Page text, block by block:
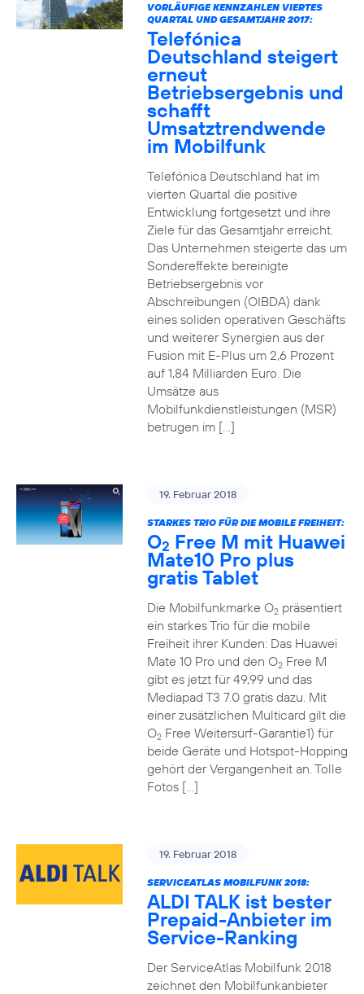
VORLÄUFIGE KENNZAHLEN VIERTES
QUARTAL UND GESAMTJAHR 2017:
Telefónica
Deutschland steigert
erneut
Betriebsergebnis und
schafft
Umsatztrendwende
im Mobilfunk
Telefónica Deutschland hat im
vierten Quartal die positive
Entwicklung fortgesetzt und ihre
Ziele für das Gesamtjahr erreicht.
Das Unternehmen steigerte das um
Sondereffekte bereinigte
Betriebsergebnis vor
Abschreibungen (OIBDA) dank
eines soliden operativen Geschäfts
und weiterer Synergien aus der
Fusion mit E-Plus um 2,6 Prozent
auf 1,84 Milliarden Euro. Die
Umsätze aus
Mobilfunkdienstleistungen (MSR)
betrugen im […]
19. Februar 2018
STARKES TRIO FÜR DIE MOBILE FREIHEIT:
O2 Free M mit Huawei
Mate10 Pro plus
gratis Tablet
Die Mobilfunkmarke O2präsentiert
ein starkes Trio für die mobile
Freiheit ihrer Kunden: Das Huawei
Mate 10 Pro und den O2Free M
gibt es jetzt für 49,99 und das
Mediapad T3 7.0 gratis dazu. Mit
einer zusätzlichen Multicard gilt die
O2Free Weitersurf-Garantie1) für
beide Geräte und Hotspot-Hopping
gehört der Vergangenheit an. Tolle
Fotos […]
19. Februar 2018
SERVICEATLAS MOBILFUNK 2018:
ALDI TALK ist bester
Prepaid-Anbieter im
Service-Ranking
Der ServiceAtlas Mobilfunk 2018
zeichnet den Mobilfunkanbieter